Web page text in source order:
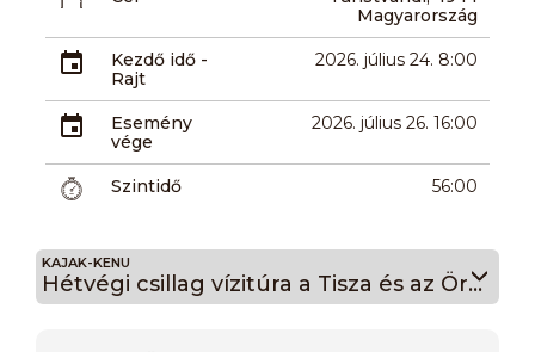
Magyarország
Kezdő idő -
Rajt
2026. július 24. 8:00
Esemény
vége
2026. július 26. 16:00
Szintidő 56:00
KAJAK-KENU
Hétvégi csillag vízitúra a Tisza és az Öreg Túr folyókon 24